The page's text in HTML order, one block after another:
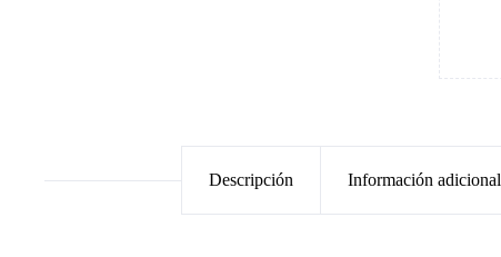
Descripción Información adicional